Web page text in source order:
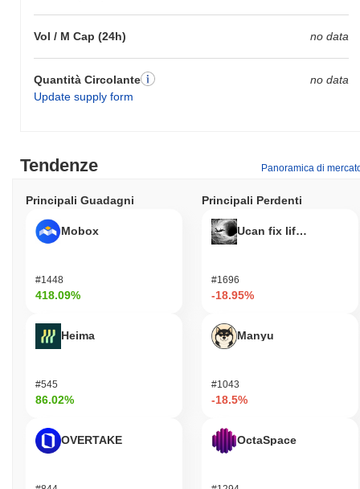
Vol / M Cap (24h) no data
Quantità Circolante
Update supply form
no data
Tendenze Panoramica di
Principali Guadagni
Mobox
#1448
418.09%
Heima
#545
86.02%
OVERTAKE
Principali Perdenti
Ucan fix life in1day
#1696
-18.95%
Manyu
#1043
-18.5%
OctaSpace